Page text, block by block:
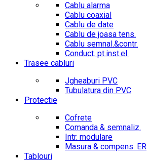
Cablu alarma
Cablu coaxial
Cablu de date
Cablu de joasa tens.
Cablu semnal.&contr.
Conduct. pt.inst.el.
Trasee cabluri
Jgheaburi PVC
Tubulatura din PVC
Protectie
Cofrete
Comanda & semnaliz.
Intr. modulare
Masura & compens. ER
Tablouri